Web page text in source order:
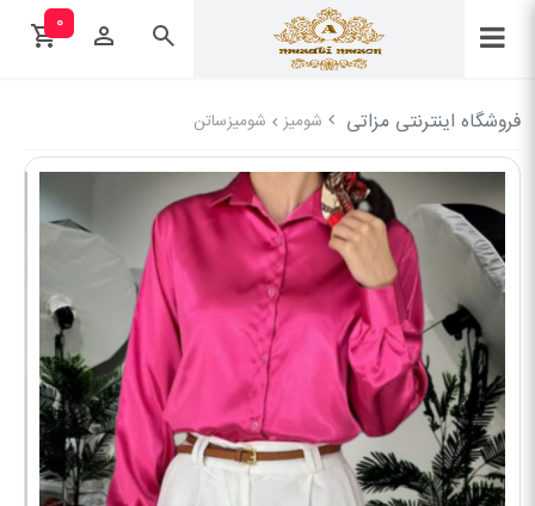
۰
فروشگاه اینترنتی مزاتی شومیز شومیزساتن